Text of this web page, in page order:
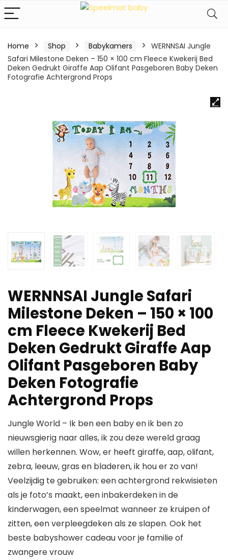
Home Shop Babykamers
WERNNSAI Jungle
Safari Milestone Deken – 150 × 100 cm Fleece Kwekerij Bed
Deken Gedrukt Giraffe Aap Olifant Pasgeboren Baby Deken
Fotografie Achtergrond Props
WERNNSAI Jungle Safari
Milestone Deken – 150 × 100
cm Fleece Kwekerij Bed
Deken Gedrukt Giraffe Aap
Olifant Pasgeboren Baby
Deken Fotografie
Achtergrond Props
Jungle World – Ik ben een baby en ik ben zo
nieuwsgierig naar alles, ik zou deze wereld graag
willen herkennen. Wow, er heeft giraffe, aap, olifant,
zebra, leeuw, gras en bladeren, ik hou er zo van!
Veelzijdig te gebruiken: een achtergrond rekwisieten
als je foto’s maakt, een inbakerdeken in de
kinderwagen, een speelmat wanneer ze kruipen of
zitten, een verpleegdeken als ze slapen. Ook het
beste babyshower cadeau voor je familie of
zwangere vrouw